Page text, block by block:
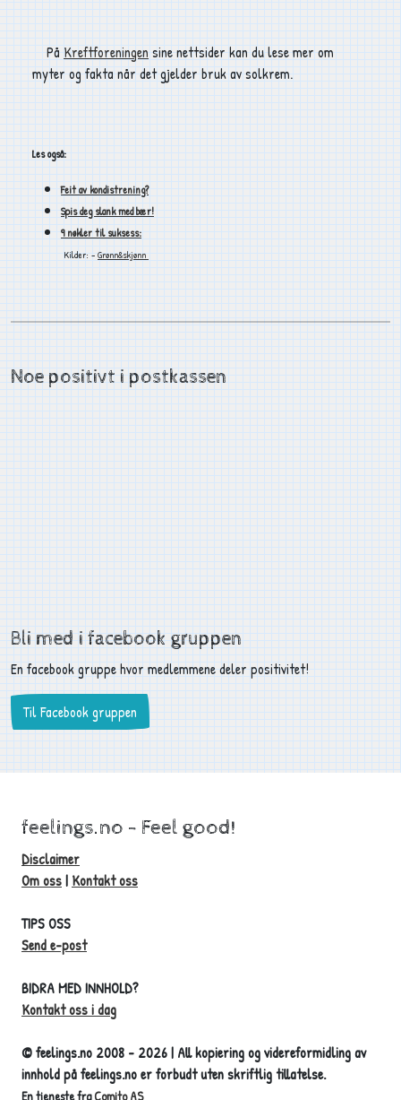
På Kreftforeningen sine nettsider kan du lese mer om
myter og fakta når det gjelder bruk av solkrem.
Les også:
Feit av kondistrening?
Spis deg slank med bær!
9 nøkler til suksess:
Kilder: - Grønn&skjønn
Noe positivt i postkassen
Bli med i facebook gruppen
En facebook gruppe hvor medlemmene deler positivitet!
Til Facebook gruppen
feelings.no - Feel good!
Disclaimer
Om oss| Kontakt oss
TIPS OSS
Send e-post
BIDRA MED INNHOLD?
Kontakt oss i dag
© feelings.no 2008 - 2026 | All kopiering og videreformidling av
innhold på feelings.no er forbudt uten skriftlig tillatelse.
En tjeneste fraComito AS